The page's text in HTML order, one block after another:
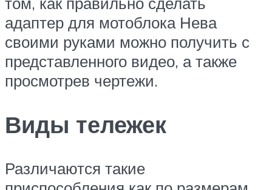
адаптер для мотоблока Нева
своими руками можно получить с
представленного видео, а также
просмотрев чертежи.
Виды тележек
Различаются такие